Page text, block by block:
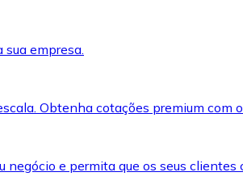
sua empresa.
Obtenha cotações premium com
negócio e permita que os seus